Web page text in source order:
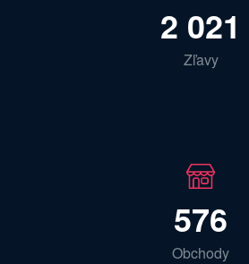
2 021
Zľavy
576
Obchody